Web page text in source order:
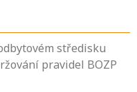
středisku
pravidel BOZP